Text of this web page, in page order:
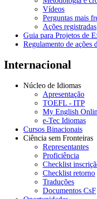
Vídeos
Perguntas mais
Ações registradas
Guia para Projetos de
Regulamento de ações
Internacional
Núcleo de Idiomas
Apresentação
TOEFL - ITP
My English
e-Tec Idiomas
Cursos Binacionais
Ciência sem Fronteiras
Representantes
Proficiência
Checklist
Checklist retorno
Traduções
Documentos CsF